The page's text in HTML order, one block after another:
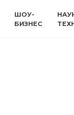
ШОУ-
БИЗНЕС